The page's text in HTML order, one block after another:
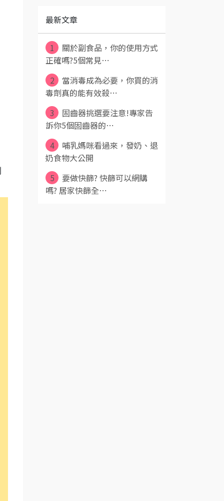
最新文章
1
關於副食品，你的使用方式
正確嗎?5個常見⋯
2
當消毒成為必要，你買的消
毒劑真的能有效殺⋯
3
固齒器挑選要注意!專家告
訴你5個固齒器的⋯
4
哺乳媽咪看過來，發奶、退
奶食物大公開
5
要做快篩? 快篩可以網購
嗎? 居家快篩全⋯